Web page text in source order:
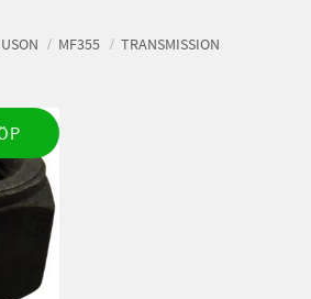
MF355
TRANSMISSION